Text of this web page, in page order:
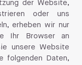
der Website,
oder uns
erheben wir nur
Ihr Browser an
unsere Website
folgenden Daten,